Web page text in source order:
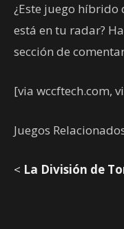
¿Este juego
está en tu radar?
sección de
[via wccftech.com,
Juegos
< La División de